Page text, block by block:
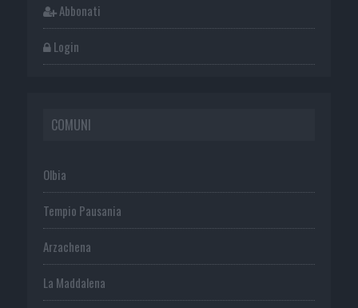
Abbonati
Login
COMUNI
Olbia
Tempio Pausania
Arzachena
La Maddalena